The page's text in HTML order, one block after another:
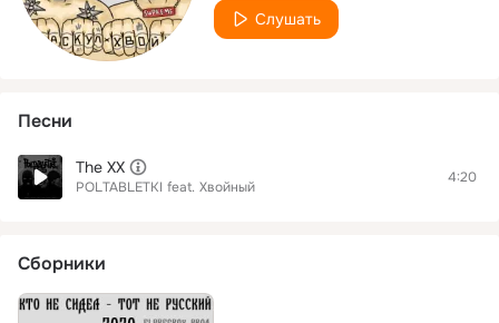
Слушать
Песни
The XX
POLTABLETKI feat. Хвойный
4:20
Сборники